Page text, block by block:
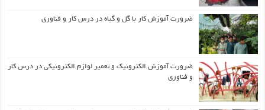
ضرورت آموزش کار با گل و گیاه در درس کار و فناوری
ضرورت آموزش الکترونیک و تعمیر لوازم الکترونیکی در درس کار
و فناوری